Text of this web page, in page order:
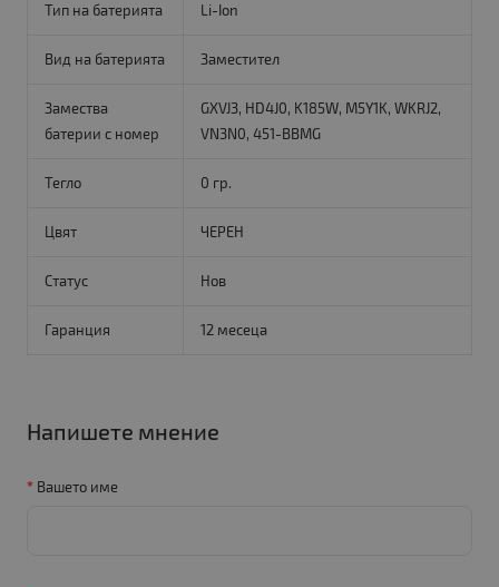
Тип на батерията Li-Ion
Вид на батерията Заместител
Замества
батерии с номер
GXVJ3, HD4J0, K185W, M5Y1K, WKRJ2,
VN3N0, 451-BBMG
Тегло 0 гр.
Цвят ЧЕРЕН
Статус Нов
Гаранция 12 месеца
Напишете мнение
Вашето име